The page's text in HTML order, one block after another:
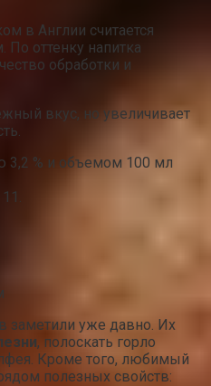
в Англии считается
оттенку напитка
обработки и
вкус, но увеличивает
3,2 % и объемом 100 мл
заметили уже давно. Их
, полоскать горло
Кроме того, любимый
полезных свойств: